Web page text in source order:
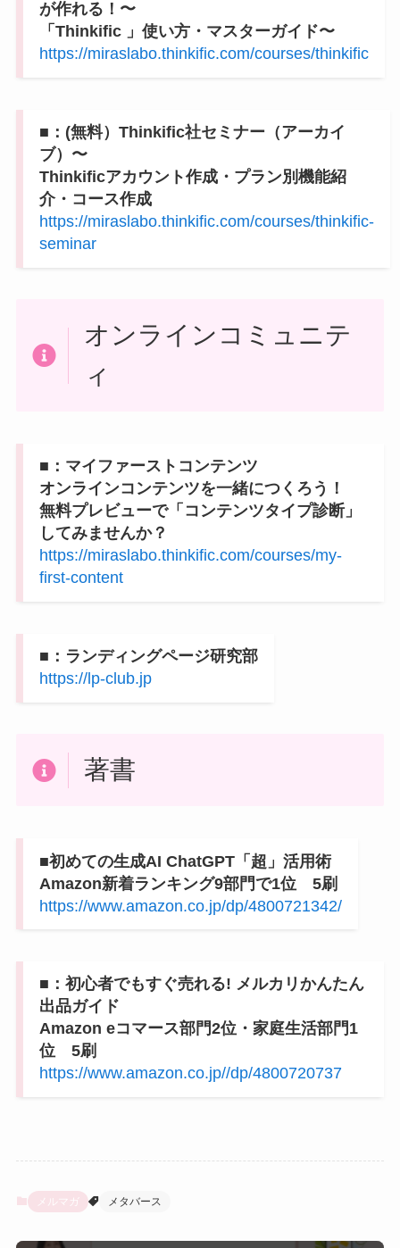
が作れる！〜
「Thinkific 」使い方・マスターガイド〜
https://miraslabo.thinkific.com/courses/thinkific
■：(無料）Thinkific社セミナー（アーカイ
ブ）〜
Thinkificアカウント作成・プラン別機能紹
介・コース作成
https://miraslabo.thinkific.com/courses/thinkific-
seminar
オンラインコミュニテ
ィ
■：マイファーストコンテンツ
オンラインコンテンツを一緒につくろう！
無料プレビューで「コンテンツタイプ診断」
してみませんか？
https://miraslabo.thinkific.com/courses/my-
first-content
■：ランディングページ研究部
https://lp-club.jp
著書
■初めての生成AI ChatGPT「超」活用術
Amazon新着ランキング9部門で1位 5刷
https://www.amazon.co.jp/dp/4800721342/
■：初心者でもすぐ売れる! メルカリかんたん
出品ガイド
Amazon eコマース部門2位・家庭生活部門1
位 5刷
https://www.amazon.co.jp//dp/4800720737
メルマガ メタバース